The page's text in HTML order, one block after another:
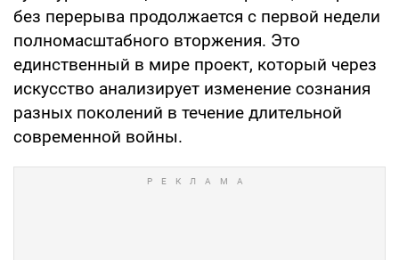
без перерыва продолжается с первой недели
полномасштабного вторжения. Это
единственный в мире проект, который через
искусство анализирует изменение сознания
разных поколений в течение длительной
современной войны.